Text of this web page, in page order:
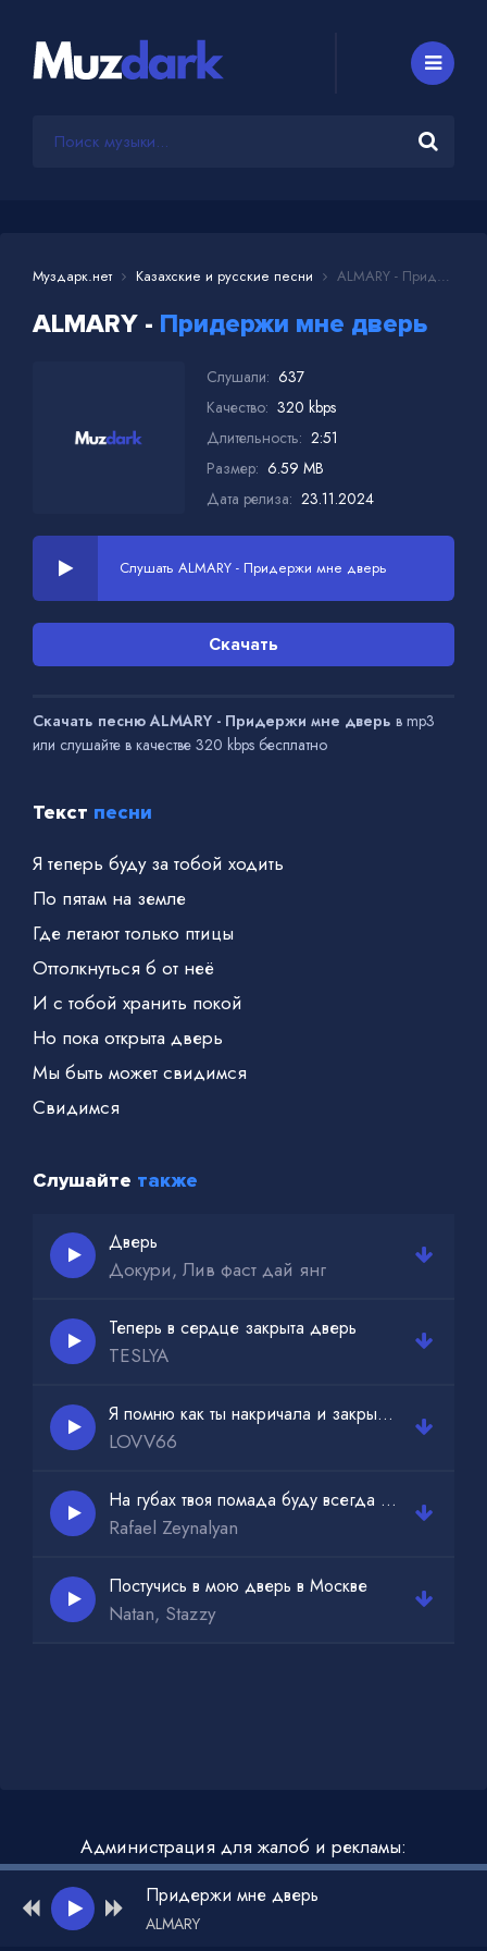
Муздарк.нет Казахские и русские песни ALMARY - Придержи мне дверь
ALMARY - Придержи мне дверь
Слушали: 637
Качество: 320 kbps
Длительность: 2:51
Размер: 6.59 MB
Дата релиза: 23.11.2024
Слушать ALMARY - Придержи мне дверь
Скачать
Скачать песню ALMARY - Придержи мне дверь в mp3
или слушайте в качестве 320 kbps бесплатно
Текст песни
Я теперь буду за тобой ходить
По пятам на земле
Где летают только птицы
Оттолкнуться б от неё
И с тобой хранить покой
Но пока открыта дверь
Мы быть может свидимся
Свидимся
Слушайте также
Дверь
Докури, Лив фаст дай янг
Теперь в сердце закрыта дверь
TESLYA
Я помню как ты накричала и закрыла дверь
LOVV66
На губах твоя помада буду всегда с тобой рядом
Rafael Zeynalyan
Постучись в мою дверь в Москве
Natan, Stazzy
Администрация для жалоб и рекламы:
admin@muzdark.net
Придержи мне дверь
ALMARY